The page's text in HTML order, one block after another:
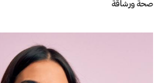
صحة ورشاقة